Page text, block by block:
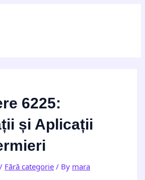
6225:
și Aplicații
/ Fără categorie / By mara